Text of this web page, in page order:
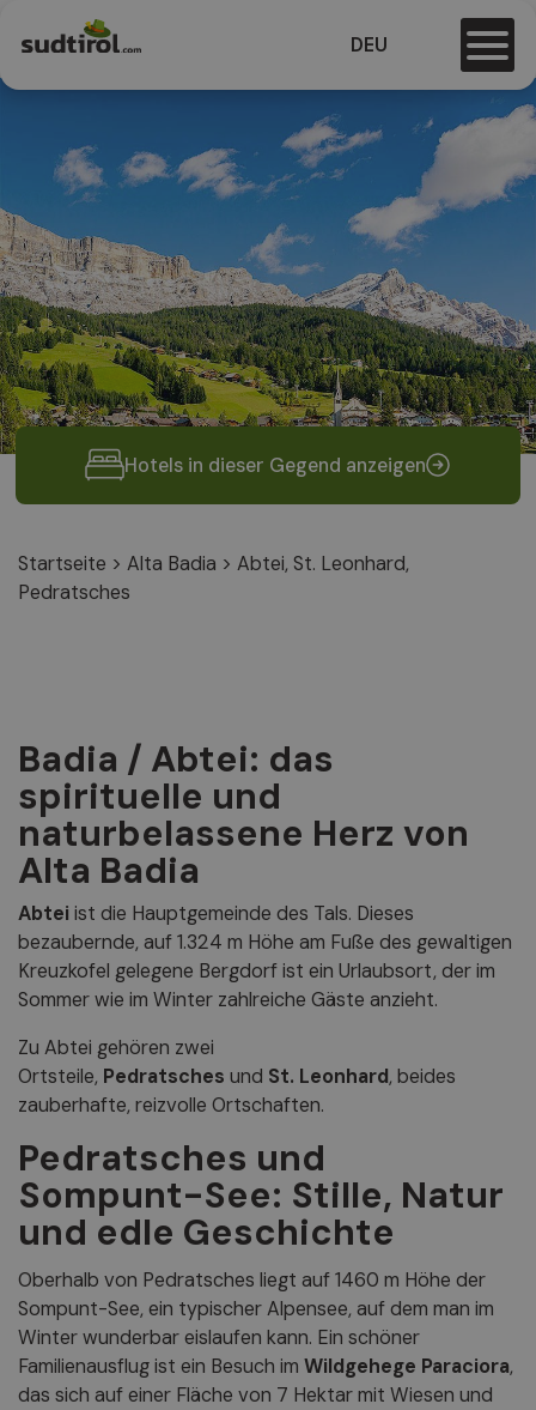
DEU
Hotels in dieser Gegend anzeigen
Startseite > Alta Badia > Abtei, St. Leonhard,
Pedratsches
Badia / Abtei: das
spirituelle und
naturbelassene Herz von
Alta Badia
Abtei ist die Hauptgemeinde des Tals. Dieses
bezaubernde, auf 1.324 m Höhe am Fuße des gewaltigen
Kreuzkofel gelegene Bergdorf ist ein Urlaubsort, der im
Sommer wie im Winter zahlreiche Gäste anzieht.
Zu Abtei gehören zwei
Ortsteile, Pedratsches und St. Leonhard, beides
zauberhafte, reizvolle Ortschaften.
Pedratsches und
Sompunt-See: Stille, Natur
und edle Geschichte
Oberhalb von Pedratsches liegt auf 1460 m Höhe der
Sompunt-See, ein typischer Alpensee, auf dem man im
Winter wunderbar eislaufen kann. Ein schöner
Familienausflug ist ein Besuch im Wildgehege Paraciora,
das sich auf einer Fläche von 7 Hektar mit Wiesen und